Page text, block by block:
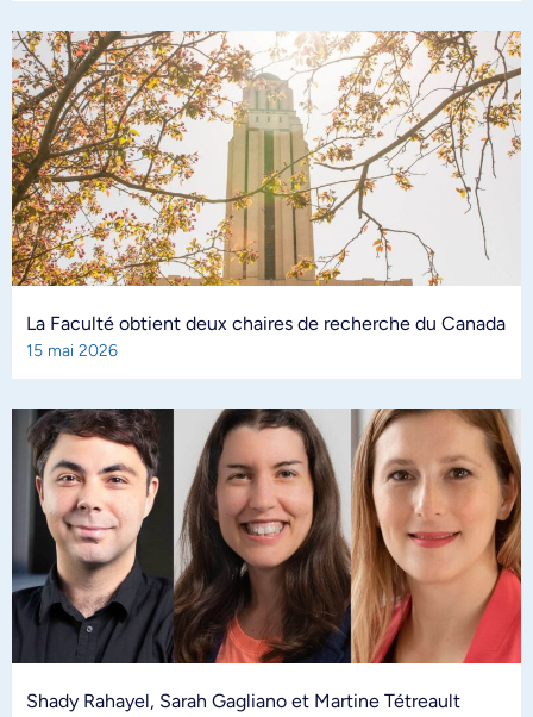
La Faculté obtient deux chaires de recherche du Canada
15 mai 2026
Shady Rahayel, Sarah Gagliano et Martine Tétreault